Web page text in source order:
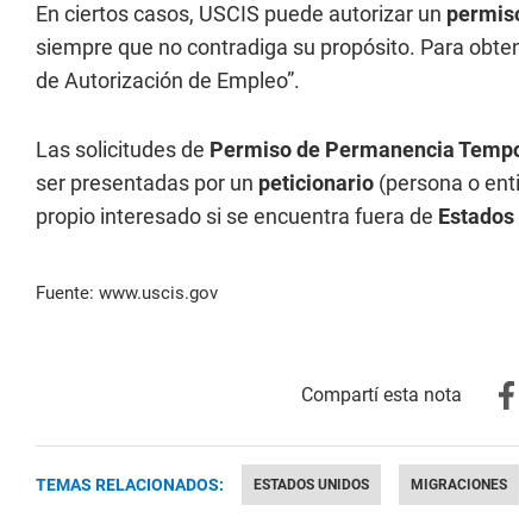
En ciertos casos, USCIS puede autorizar un
siempre que no contradiga su propósito. Para
de Autorización de Empleo”.
Las solicitudes de Permiso de Permanencia
ser presentadas por un peticionario (persona o
propio interesado si se encuentra fuera de
Fuente: www.uscis.gov
TEMAS RELACIONADOS: ESTADOS UNIDOS MIGRACIONES